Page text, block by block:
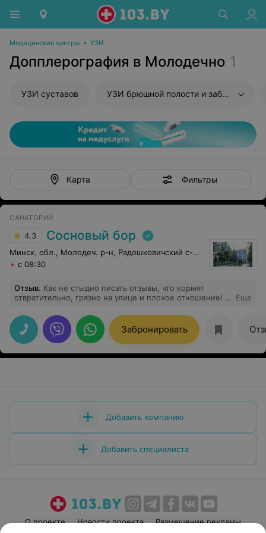
Медицинские центры • УЗИ
Допплерография в Молодечно 1
УЗИ суставов УЗИ брюшной полости и забрюшиного пространства
Карта Фильтры
САНАТОРИЙ
4.3 Сосновый бор
Минск. обл., Молодеч. р-н, Радошковичский c-с, 1
с 08:30
Отзыв. Как не стыдно писать отзывы, что кормят
отвратительно, грязно на улице и плохое отношение! Я
отдыхали а ноябре. ОЧЕНЬ ПОНРАВИЛОСЬ ВСЕ!
Еще
Забронировать
Добавить компанию
Добавить специалиста
О проекте Новости проекта Размещение рекламы